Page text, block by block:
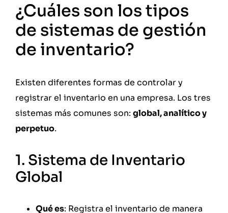
¿Cuáles son los tipos
de sistemas de gestión
de inventario?
Existen diferentes formas de controlar y
registrar el inventario en una empresa. Los tres
sistemas más comunes son: global, analítico y
perpetuo.
1. Sistema de Inventario
Global
Qué es: Registra el inventario de manera